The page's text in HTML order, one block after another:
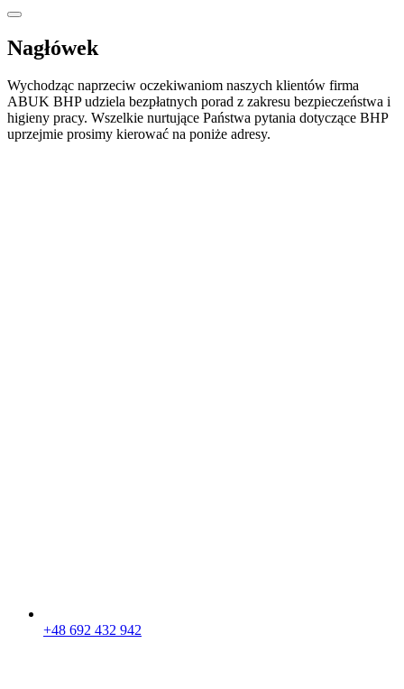
Nagłówek
Wychodząc naprzeciw oczekiwaniom naszych klientów firma
ABUK BHP udziela bezpłatnych porad z zakresu bezpieczeństwa i
higieny pracy. Wszelkie nurtujące Państwa pytania dotyczące BHP
uprzejmie prosimy kierować na poniże adresy.
+48 692 432 942